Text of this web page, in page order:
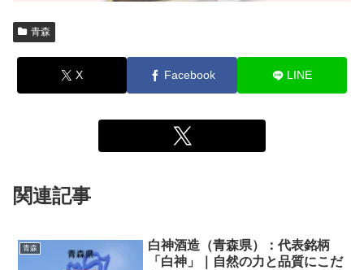
青森
X Facebook LINE
関連記事
青森
白神酒造（青森県）：代表銘柄
「白神」｜自然の力と品質にこだ